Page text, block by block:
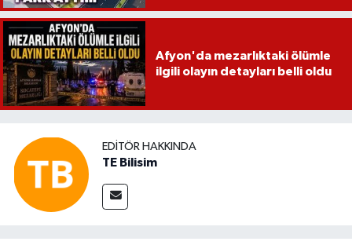
Afyon'da mezarlıktaki ölümle
ilgili olayın detayları belli oldu
EDITÖR HAKKINDA
TE Bilisim